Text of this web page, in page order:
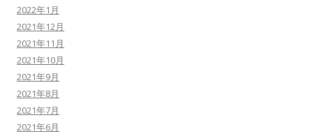
2022年1月
2021年12月
2021年11月
2021年10月
2021年9月
2021年8月
2021年7月
2021年6月